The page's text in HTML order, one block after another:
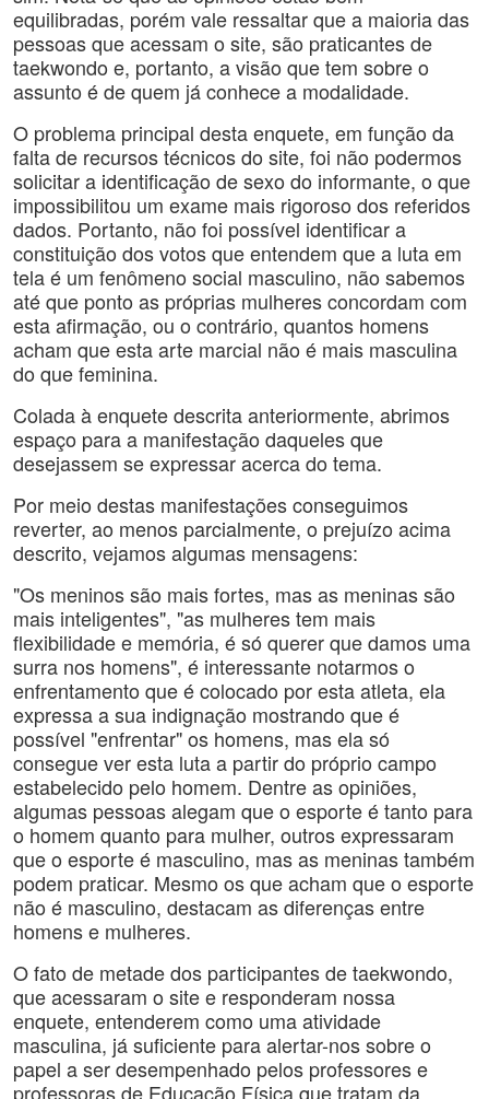
equilibradas, porém vale ressaltar que a maioria das
pessoas que acessam o site, são praticantes de
taekwondo e, portanto, a visão que tem sobre o
assunto é de quem já conhece a modalidade.
O problema principal desta enquete, em função da
falta de recursos técnicos do site, foi não podermos
solicitar a identificação de sexo do informante, o que
impossibilitou um exame mais rigoroso dos referidos
dados. Portanto, não foi possível identificar a
constituição dos votos que entendem que a luta em
tela é um fenômeno social masculino, não sabemos
até que ponto as próprias mulheres concordam com
esta afirmação, ou o contrário, quantos homens
acham que esta arte marcial não é mais masculina
do que feminina.
Colada à enquete descrita anteriormente, abrimos
espaço para a manifestação daqueles que
desejassem se expressar acerca do tema.
Por meio destas manifestações conseguimos
reverter, ao menos parcialmente, o prejuízo acima
descrito, vejamos algumas mensagens:
"Os meninos são mais fortes, mas as meninas são
mais inteligentes", "as mulheres tem mais
flexibilidade e memória, é só querer que damos uma
surra nos homens", é interessante notarmos o
enfrentamento que é colocado por esta atleta, ela
expressa a sua indignação mostrando que é
possível "enfrentar" os homens, mas ela só
consegue ver esta luta a partir do próprio campo
estabelecido pelo homem. Dentre as opiniões,
algumas pessoas alegam que o esporte é tanto para
o homem quanto para mulher, outros expressaram
que o esporte é masculino, mas as meninas também
podem praticar. Mesmo os que acham que o esporte
não é masculino, destacam as diferenças entre
homens e mulheres.
O fato de metade dos participantes de taekwondo,
que acessaram o site e responderam nossa
enquete, entenderem como uma atividade
masculina, já suficiente para alertar-nos sobre o
papel a ser desempenhado pelos professores e
professoras de Educação Física que tratam da